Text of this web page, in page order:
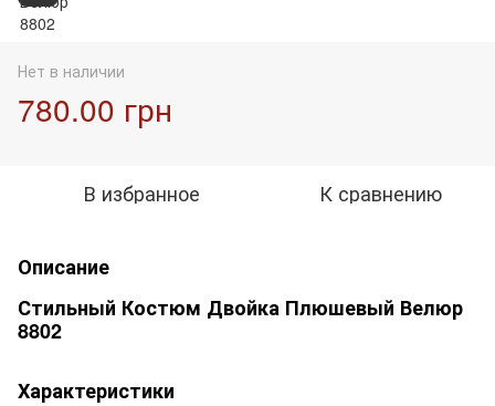
Нет в наличии
780.00 грн
В избранное К сравнению
Описание
Стильный Костюм Двойка Плюшевый Велюр
8802
Характеристики